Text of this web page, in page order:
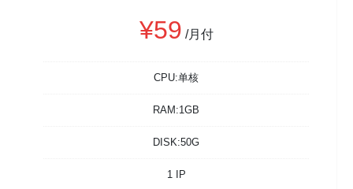
¥59 /月付
CPU:单核
RAM:1GB
DISK:50G
1 IP